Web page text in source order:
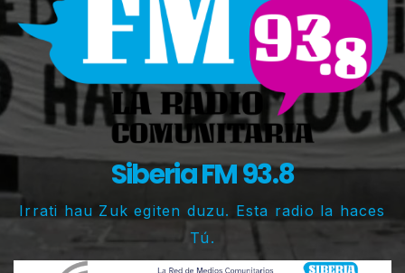
Siberia FM 93.8
Irrati hau Zuk egiten duzu. Esta radio la haces
Tú.